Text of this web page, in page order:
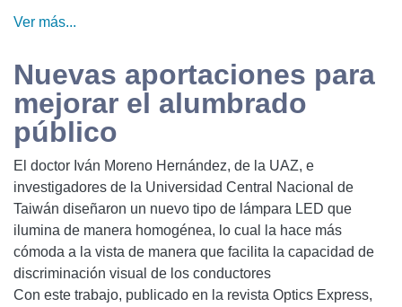
Ver más...
Nuevas aportaciones para
mejorar el alumbrado
público
El doctor Iván Moreno Hernández, de la UAZ, e
investigadores de la Universidad Central Nacional de
Taiwán diseñaron un nuevo tipo de lámpara LED que
ilumina de manera homogénea, lo cual la hace más
cómoda a la vista de manera que facilita la capacidad de
discriminación visual de los conductores
Con este trabajo, publicado en la revista Optics Express,